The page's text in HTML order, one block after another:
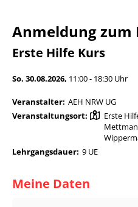
Anmeldung zum
Erste Hilfe Kurs
So. 30.08.2026, 11:00 - 18:30 Uhr
Veranstalter: AEH NRW UG
Veranstaltungsort:
Erste
Lehrgangsdauer: 9 UE
Meine Daten